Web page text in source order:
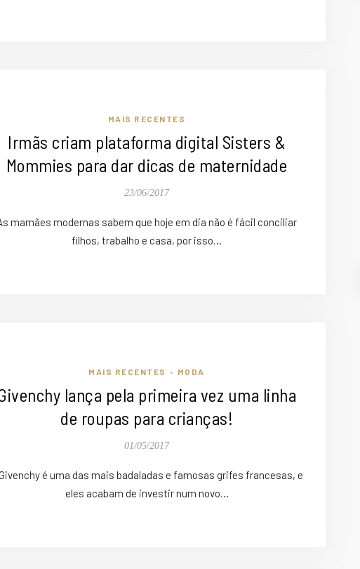
MAIS RECENTES
Irmãs criam plataforma digital Sisters &
Mommies para dar dicas de maternidade
23/06/2017
mamães modernas sabem que hoje em dia não é fácil conciliar
filhos, trabalho e casa, por isso…
MAIS RECENTES • MODA
lança pela primeira vez uma linha
de roupas para crianças!
01/05/2017
é uma das mais badaladas e famosas grifes francesas, e
eles acabam de investir num novo…